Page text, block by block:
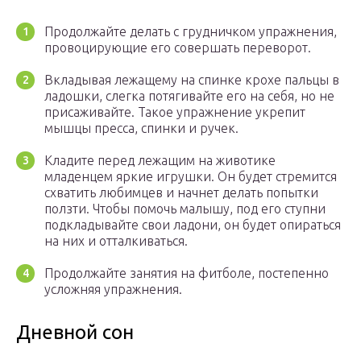
Продолжайте делать с грудничком упражнения,
провоцирующие его совершать переворот.
Вкладывая лежащему на спинке крохе пальцы в
ладошки, слегка потягивайте его на себя, но не
присаживайте. Такое упражнение укрепит
мышцы пресса, спинки и ручек.
Кладите перед лежащим на животике
младенцем яркие игрушки. Он будет стремится
схватить любимцев и начнет делать попытки
ползти. Чтобы помочь малышу, под его ступни
подкладывайте свои ладони, он будет опираться
на них и отталкиваться.
Продолжайте занятия на фитболе, постепенно
усложняя упражнения.
Дневной сон